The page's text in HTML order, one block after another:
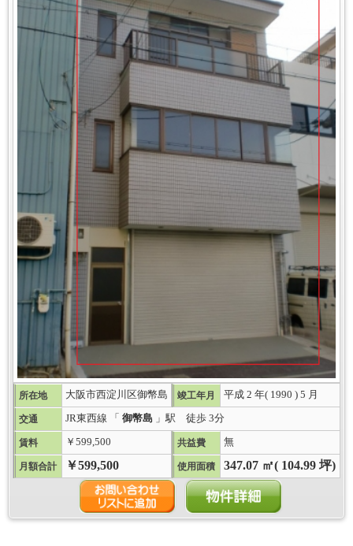
所在地 大阪市西淀川区御幣島 竣工年月 平成 2 年( 1990 ) 5 月
交通 JR東西線 「 御幣島 」駅 徒歩 3分
賃料 ￥599,500 共益費 無
月額合計 ￥599,500 使用面積 347.07 ㎡( 104.99 坪)